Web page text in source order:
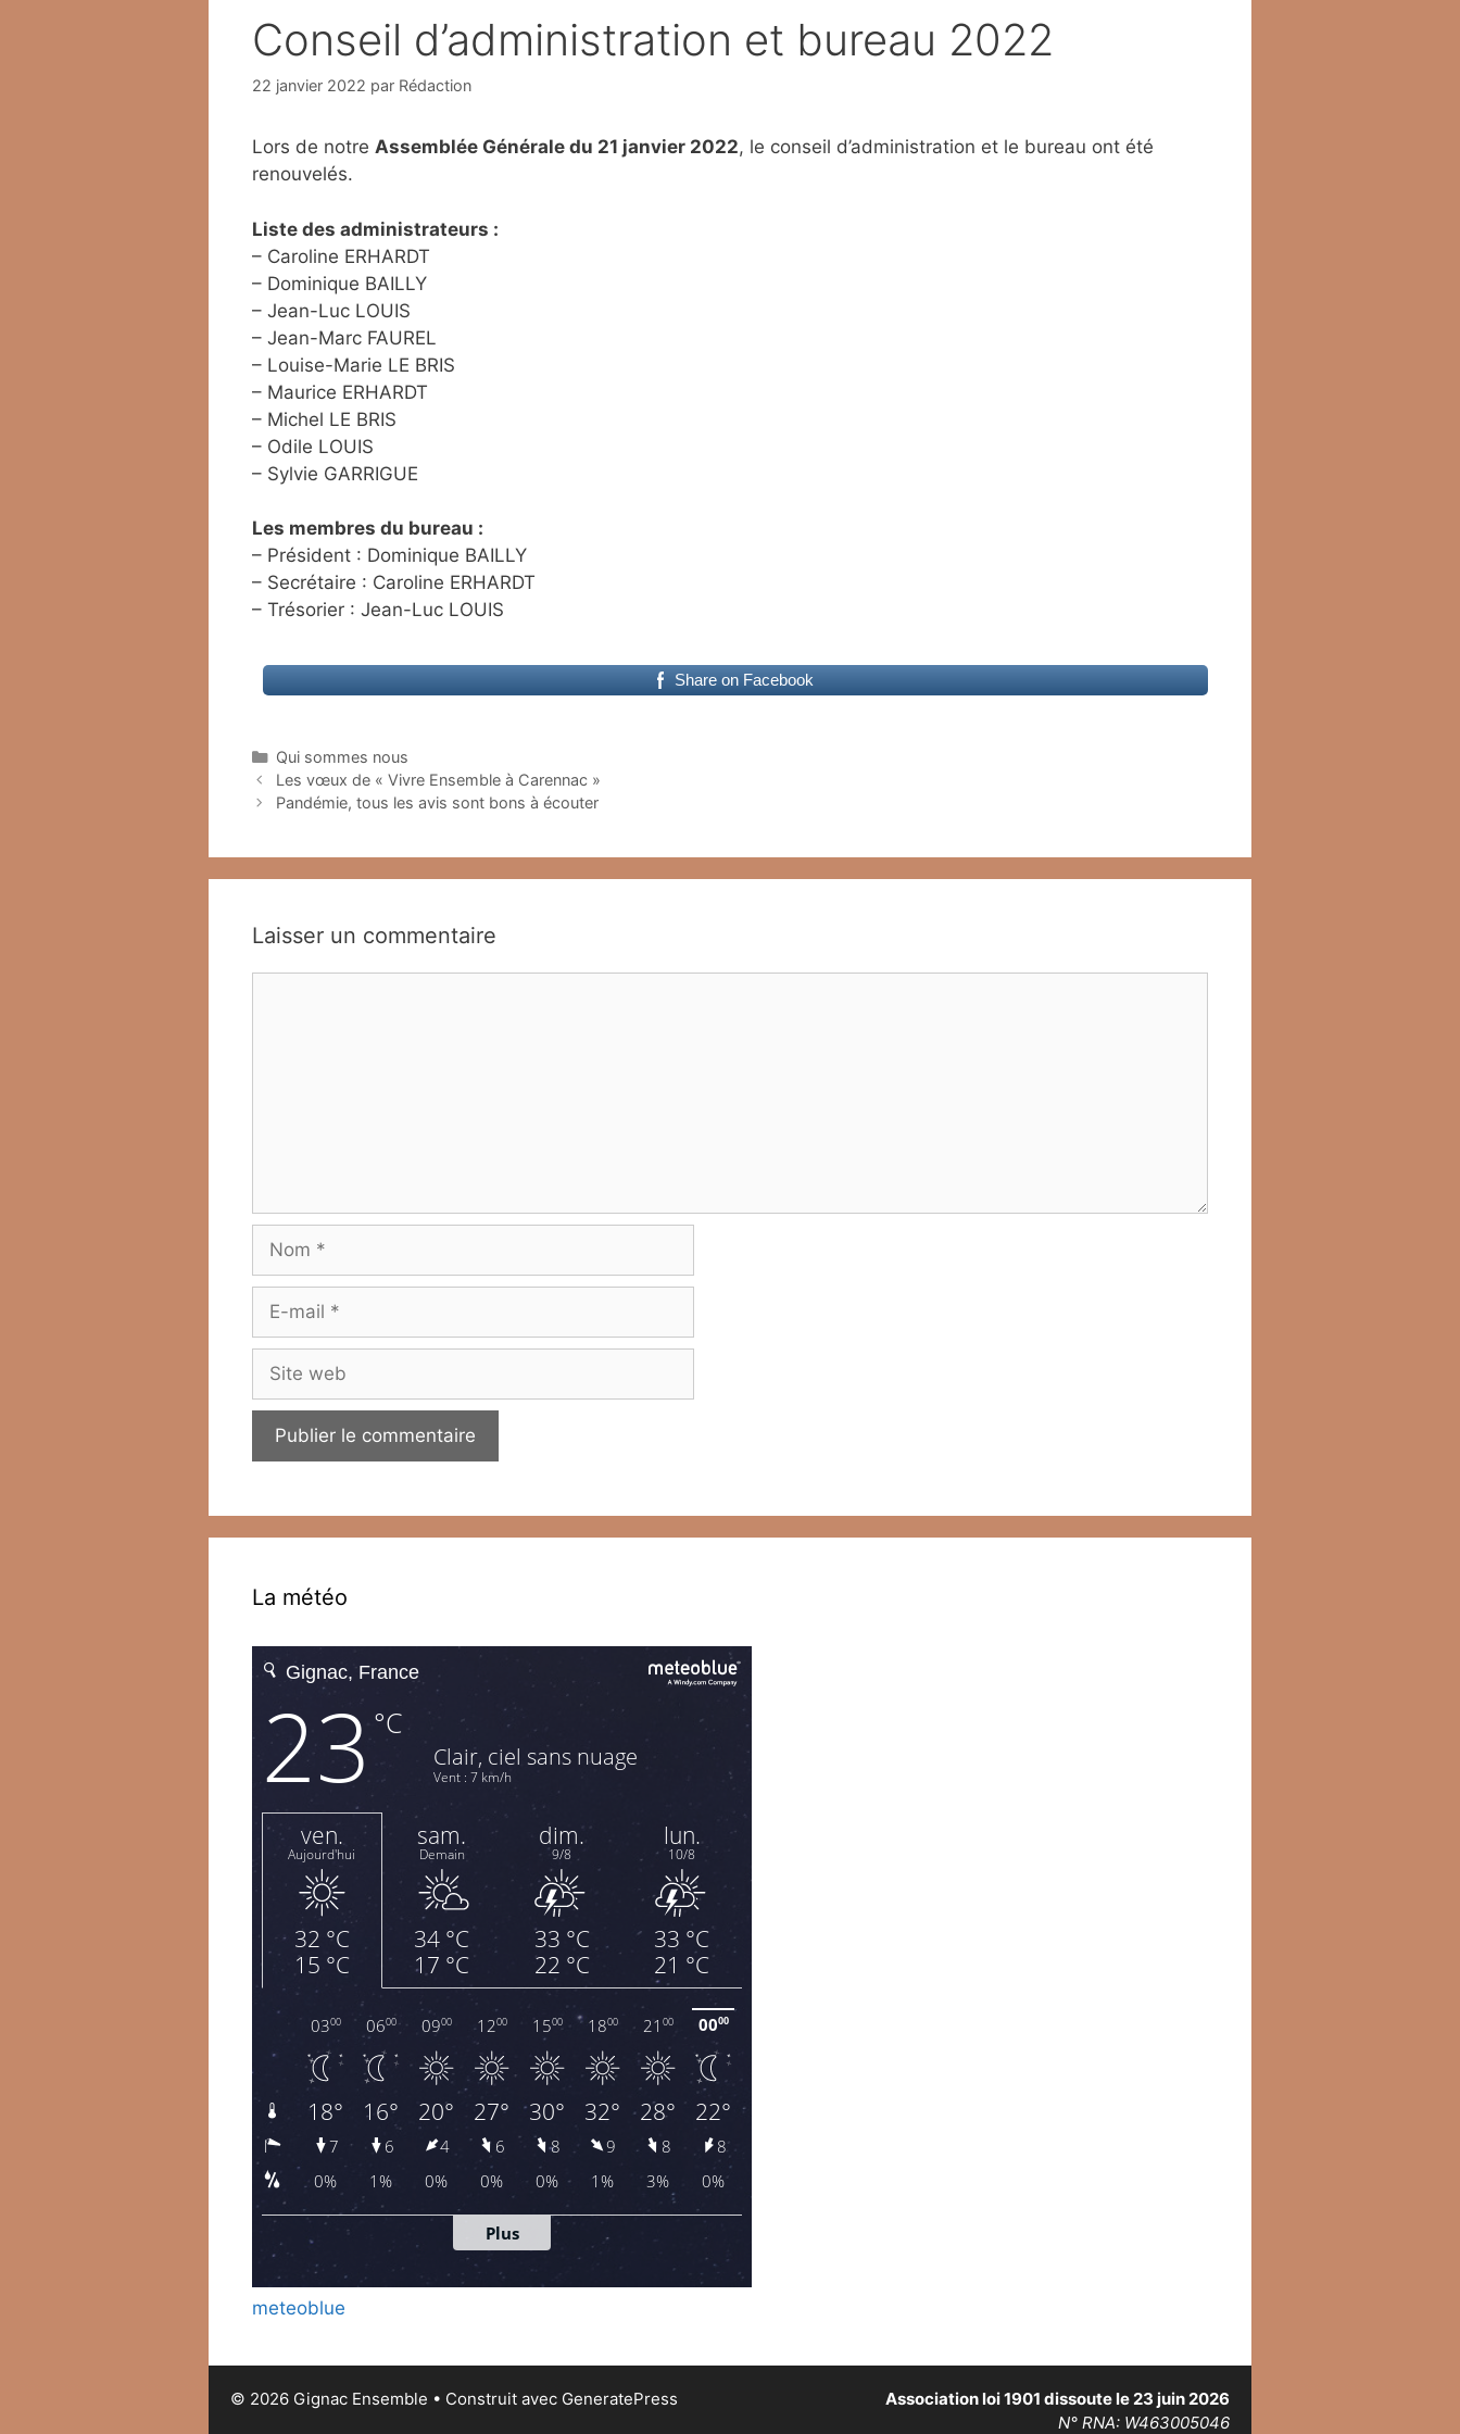
Conseil d’administration et bureau 2022
22 janvier 2022 par Rédaction
Lors de notre Assemblée Générale du 21 janvier 2022, le conseil d’administration et le bureau ont été
renouvelés.
Liste des administrateurs :
– Caroline ERHARDT
– Dominique BAILLY
– Jean-Luc LOUIS
– Jean-Marc FAUREL
– Louise-Marie LE BRIS
– Maurice ERHARDT
– Michel LE BRIS
– Odile LOUIS
– Sylvie GARRIGUE
Les membres du bureau :
– Président : Dominique BAILLY
– Secrétaire : Caroline ERHARDT
– Trésorier : Jean-Luc LOUIS
Share on Facebook
Catégories
Qui sommes nous
Les vœux de « Vivre Ensemble à Carennac »
Pandémie, tous les avis sont bons à écouter
Laisser un commentaire
mail
web
La météo
meteoblue
Association loi 1901 dissoute le 23 juin 2026
N° RNA: W463005046
© 2026 Gignac Ensemble • Construit avec GeneratePress